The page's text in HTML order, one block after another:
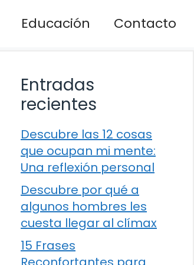
Educación Contacto
Entradas
recientes
Descubre las 12 cosas
que ocupan mi mente:
Una reflexión personal
Descubre por qué a
algunos hombres les
cuesta llegar al clímax
15 Frases